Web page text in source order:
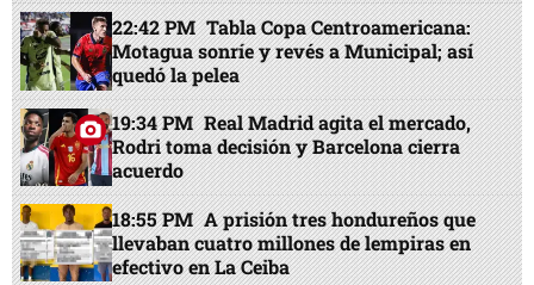
22:42 PM Tabla Copa Centroamericana:
Motagua sonríe y revés a Municipal; así
quedó la pelea
19:34 PM Real Madrid agita el mercado,
Rodri toma decisión y Barcelona cierra
acuerdo
18:55 PM A prisión tres hondureños que
llevaban cuatro millones de lempiras en
efectivo en La Ceiba